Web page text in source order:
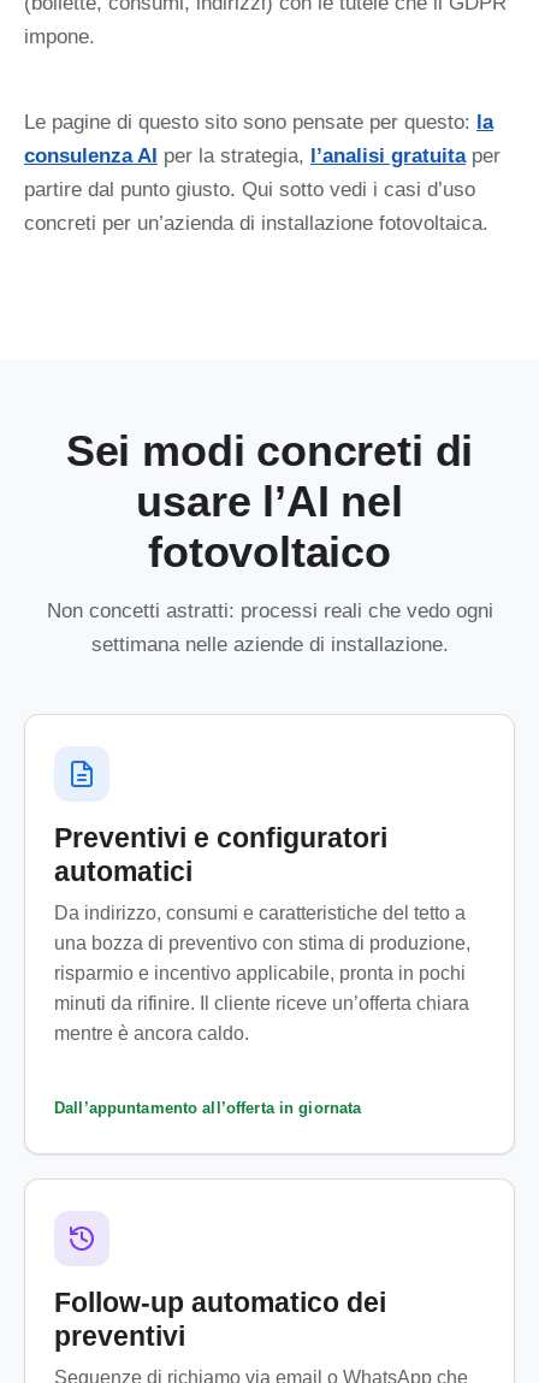
impone.
Le pagine di questo sito sono pensate per questo: la
consulenza AI per la strategia, l’analisi gratuitaper
partire dal punto giusto. Qui sotto vedi i casi d’uso
concreti per un’azienda di installazione fotovoltaica.
Sei modi concreti di
usare l’AI nel
fotovoltaico
Non concetti astratti: processi reali che vedo ogni
settimana nelle aziende di installazione.
Preventivi e configuratori
automatici
Da indirizzo, consumi e caratteristiche del tetto a
una bozza di preventivo con stima di produzione,
risparmio e incentivo applicabile, pronta in pochi
minuti da rifinire. Il cliente riceve un’offerta chiara
mentre è ancora caldo.
Dall’appuntamento all’offerta in giornata
Follow-up automatico dei
preventivi
Sequenze di richiamo via email o WhatsApp che